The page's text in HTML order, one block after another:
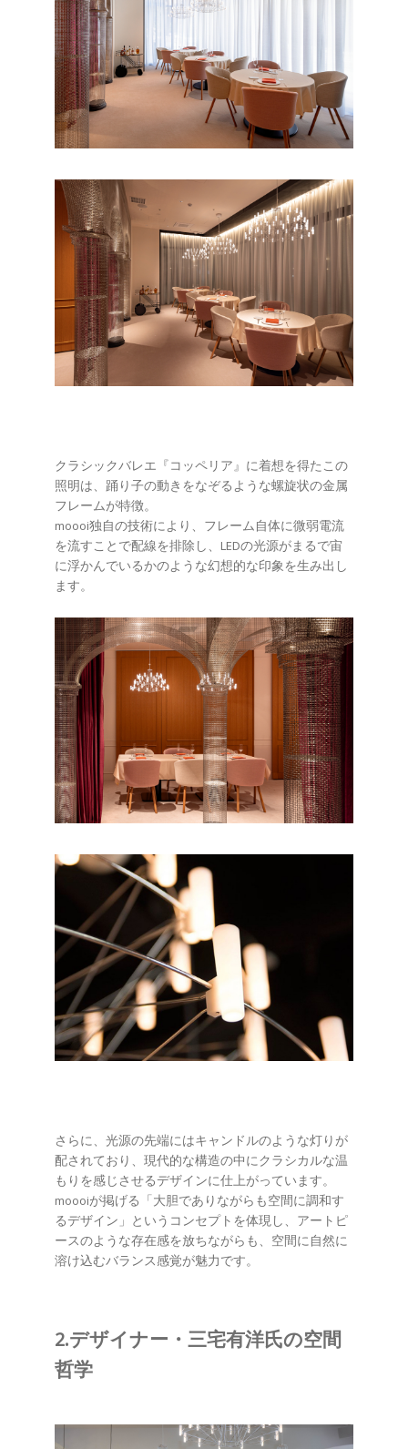
クラシックバレエ『コッペリア』に着想を得たこの
照明は、踊り子の動きをなぞるような螺旋状の金属
フレームが特徴。
moooi独自の技術により、フレーム自体に微弱電流
を流すことで配線を排除し、LEDの光源がまるで宙
に浮かんでいるかのような幻想的な印象を生み出し
ます。
さらに、光源の先端にはキャンドルのような灯りが
配されており、現代的な構造の中にクラシカルな温
もりを感じさせるデザインに仕上がっています。
moooiが掲げる「大胆でありながらも空間に調和す
るデザイン」というコンセプトを体現し、アートピ
ースのような存在感を放ちながらも、空間に自然に
溶け込むバランス感覚が魅力です。
2.デザイナー・三宅有洋氏の空間
哲学